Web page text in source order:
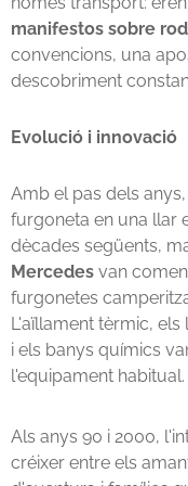
manifestos sobre
convencions, una
descobriment
Evolució i innovació
Amb el pas dels
furgoneta en una llar
dècades següents,
Mercedes van
furgonetes
L'aïllament tèrmic,
i els banys químics
l'equipament habitual.
Als anys 90 i 2000,
créixer entre els